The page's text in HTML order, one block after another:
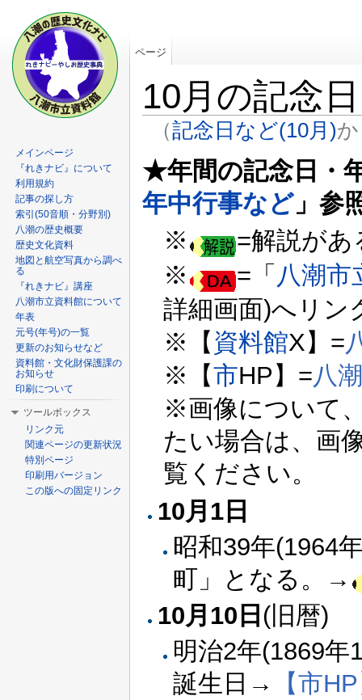
10月の記念
（記念日など(10月)
★年間の記念日・
年中行事など 」参
※
=解説が
※
=「 八潮
詳細画面)へリン
※【 資料館X】=
※【市HP】=八
※画像について
たい場合は、画
覧ください。
10月1日
昭和39年
町」となる。→
10月10日 (旧暦)
明治2年(1869
誕生日→
【市
ページ
メインページ
『れきナビ』について
利用規約
記事の探し方
索引(50音順・分野別)
八潮の歴史概要
歴史文化資料
地図と航空写真から調べ
る
『れきナビ』講座
八潮市立資料館について
年表
元号(年号)の一覧
更新のお知らせなど
資料館・文化財保護課の
お知らせ
印刷について
ツールボックス
リンク元
関連ページの更新状況
特別ページ
印刷用バージョン
この版への固定リンク